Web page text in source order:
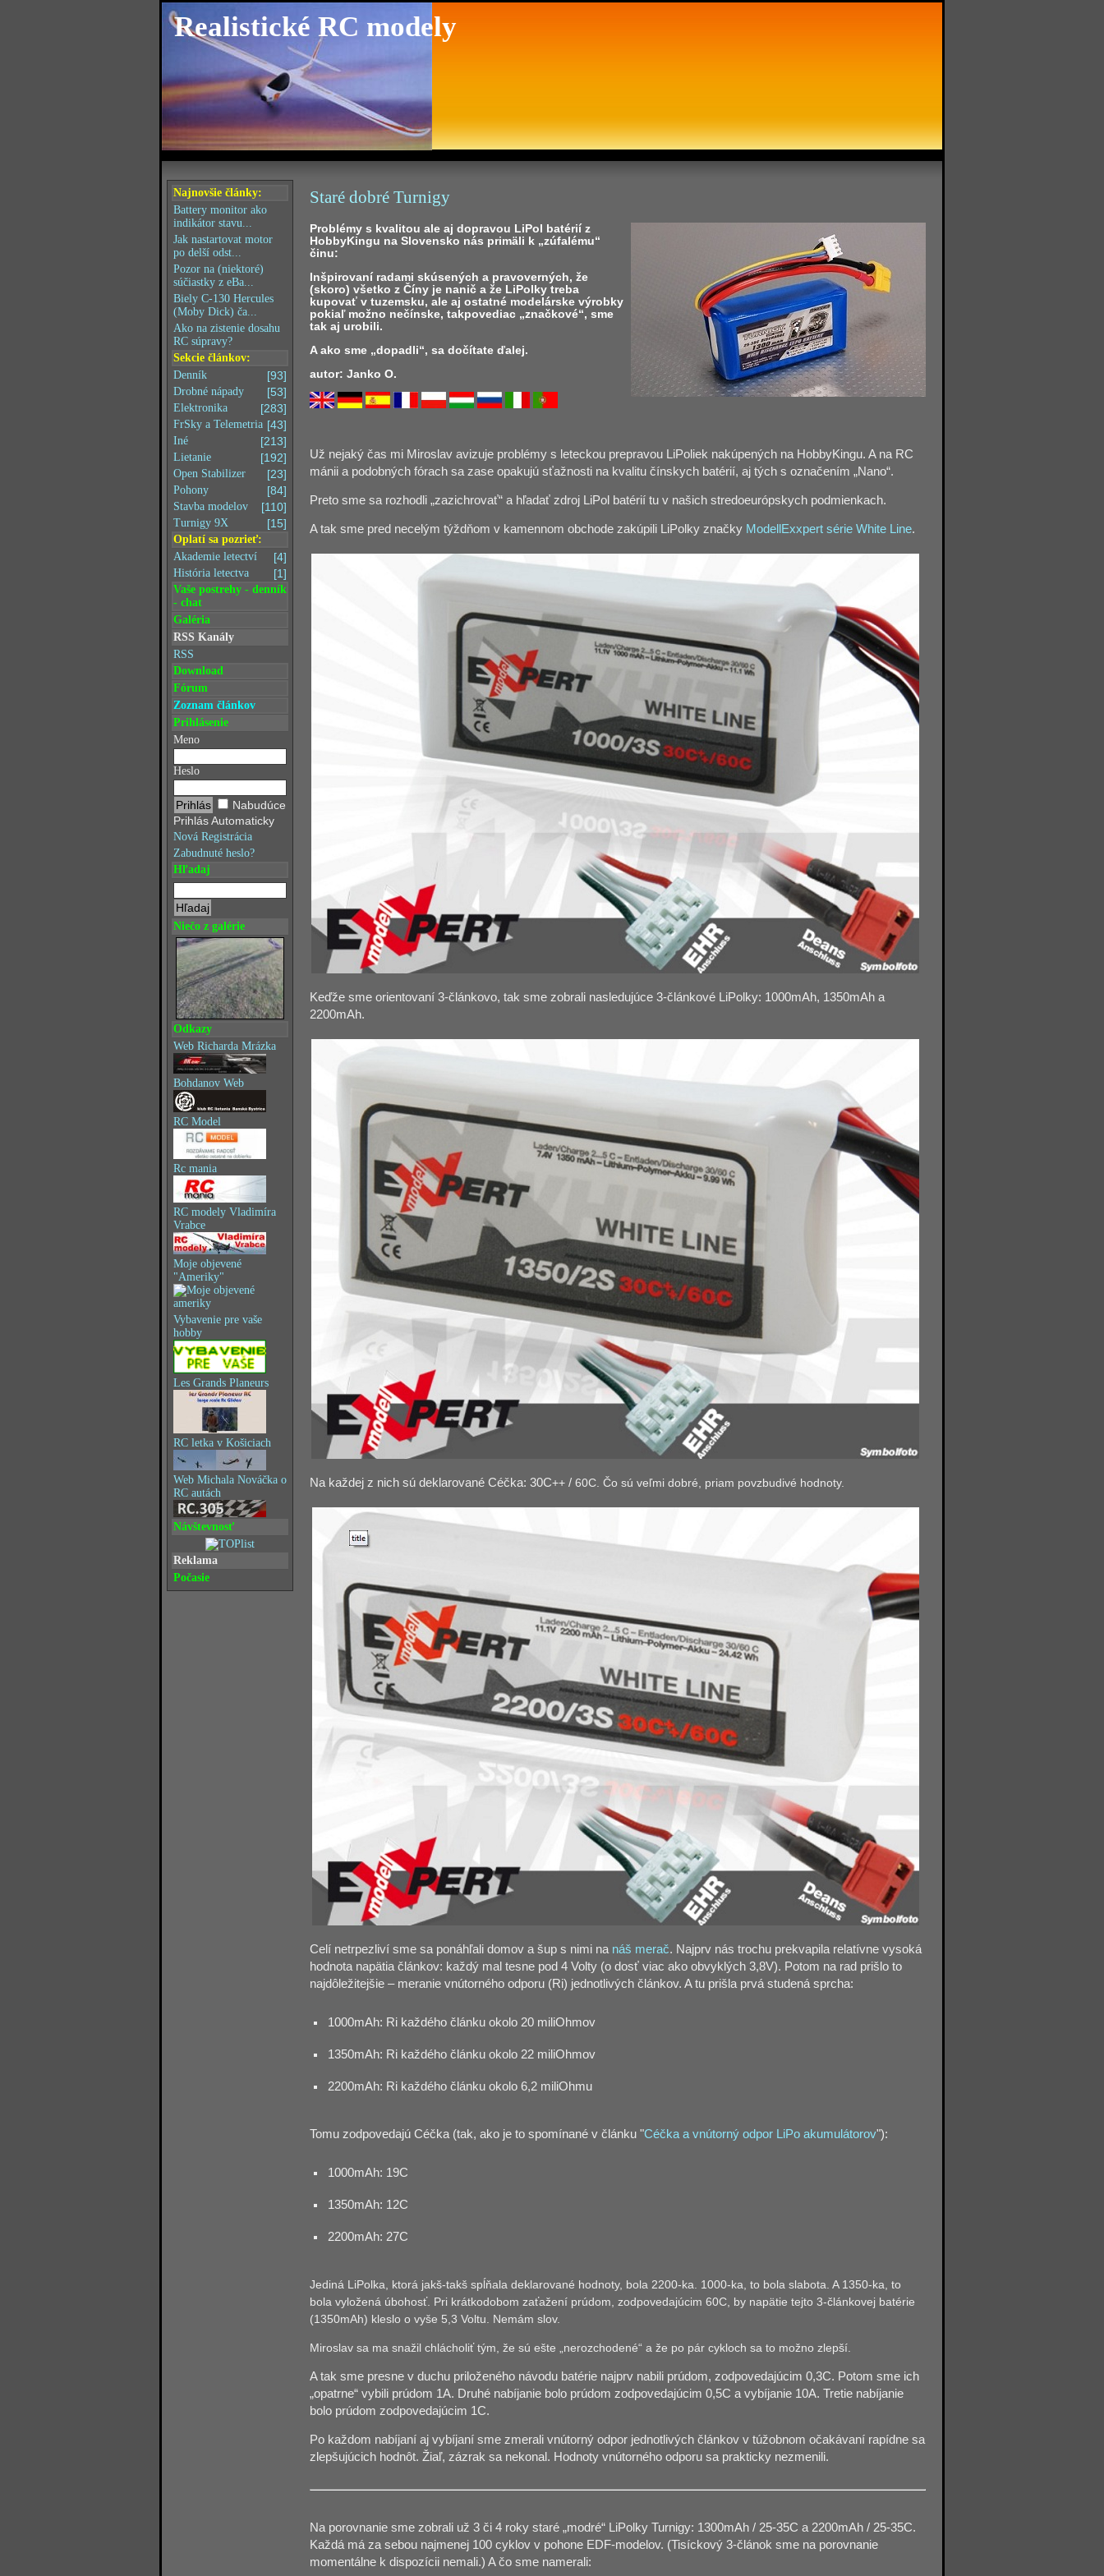
Realistické RC modely
Najnovšie články:
Battery monitor ako
indikátor stavu...
Jak nastartovat motor
po delší odst...
Pozor na (niektoré)
súčiastky z eBa...
Biely C-130 Hercules
(Moby Dick) ča...
Ako na zistenie dosahu
RC súpravy?
Sekcie článkov:
[93]
Denník
[53]
Drobné nápady
[283]
Elektronika
[43]
FrSky a Telemetria
[213]
Iné
[192]
Lietanie
[23]
Open Stabilizer
[84]
Pohony
[110]
Stavba modelov
[15]
Turnigy 9X
Oplatí sa pozrieť:
[4]
Akademie letectví
[1]
História letectva
Vaše postrehy - denník
- chat
Galéria
RSS Kanály
RSS
Download
Fórum
Zoznam článkov
Prihlásenie
Meno
Heslo
Nabudúce
Prihlás Automaticky
Nová Registrácia
Zabudnuté heslo?
Hľadaj
Niečo z galérie
Odkazy
Web Richarda Mrázka
Bohdanov Web
RC Model
Rc mania
RC modely Vladimíra
Vrabce
Moje objevené
"Ameriky"
Vybavenie pre vaše
hobby
Les Grands Planeurs
RC letka v Košiciach
Web Michala Nováčka o
RC autách
Návštevnosť
Reklama
Počasie
Staré dobré Turnigy
Problémy s kvalitou ale aj dopravou LiPol batérií z
HobbyKingu na Slovensko nás primäli k „zúfalému“
činu:
Inšpirovaní radami skúsených a pravoverných, že
(skoro) všetko z Číny je nanič a že LiPolky treba
kupovať v tuzemsku, ale aj ostatné modelárske výrobky
pokiaľ možno nečínske, takpovediac „značkové“, sme
tak aj urobili.
A ako sme „dopadli“, sa dočítate ďalej.
autor: Janko O.
Už nejaký čas mi Miroslav avizuje problémy s leteckou prepravou LiPoliek nakúpených na HobbyKingu. A na RC
mánii a podobných fórach sa zase opakujú sťažnosti na kvalitu čínskych batérií, aj tých s označením „Nano“.
Preto sme sa rozhodli „zazichrovať“ a hľadať zdroj LiPol batérií tu v našich stredoeurópskych podmienkach.
A tak sme pred necelým týždňom v kamennom obchode zakúpili LiPolky značky ModellExxpert série White Line.
Keďže sme orientovaní 3-článkovo, tak sme zobrali nasledujúce 3-článkové LiPolky: 1000mAh, 1350mAh a
2200mAh.
Na každej z nich sú deklarované Céčka: 30C++ / 60C. Čo sú veľmi dobré, priam povzbudivé hodnoty.
Celí netrpezliví sme sa ponáhľali domov a šup s nimi na náš merač. Najprv nás trochu prekvapila relatívne vysoká
hodnota napätia článkov: každý mal tesne pod 4 Volty (o dosť viac ako obvyklých 3,8V). Potom na rad prišlo to
najdôležitejšie – meranie vnútorného odporu (Ri) jednotlivých článkov. A tu prišla prvá studená sprcha:
1000mAh: Ri každého článku okolo 20 miliOhmov
1350mAh: Ri každého článku okolo 22 miliOhmov
2200mAh: Ri každého článku okolo 6,2 miliOhmu
Tomu zodpovedajú Céčka (tak, ako je to spomínané v článku "Céčka a vnútorný odpor LiPo akumulátorov"):
1000mAh: 19C
1350mAh: 12C
2200mAh: 27C
Jediná LiPolka, ktorá jakš-takš spĺňala deklarované hodnoty, bola 2200-ka. 1000-ka, to bola slabota. A 1350-ka, to
bola vyložená úbohosť. Pri krátkodobom zaťažení prúdom, zodpovedajúcim 60C, by napätie tejto 3-článkovej batérie
(1350mAh) kleslo o vyše 5,3 Voltu. Nemám slov.
Miroslav sa ma snažil chlácholiť tým, že sú ešte „nerozchodené“ a že po pár cykloch sa to možno zlepší.
A tak sme presne v duchu priloženého návodu batérie najprv nabili prúdom, zodpovedajúcim 0,3C. Potom sme ich
„opatrne“ vybili prúdom 1A. Druhé nabíjanie bolo prúdom zodpovedajúcim 0,5C a vybíjanie 10A. Tretie nabíjanie
bolo prúdom zodpovedajúcim 1C.
Po každom nabíjaní aj vybíjaní sme zmerali vnútorný odpor jednotlivých článkov v túžobnom očakávaní rapídne sa
zlepšujúcich hodnôt. Žiaľ, zázrak sa nekonal. Hodnoty vnútorného odporu sa prakticky nezmenili.
Na porovnanie sme zobrali už 3 či 4 roky staré „modré“ LiPolky Turnigy: 1300mAh / 25-35C a 2200mAh / 25-35C.
Každá má za sebou najmenej 100 cyklov v pohone EDF-modelov. (Tisíckový 3-článok sme na porovnanie
momentálne k dispozícii nemali.) A čo sme namerali: